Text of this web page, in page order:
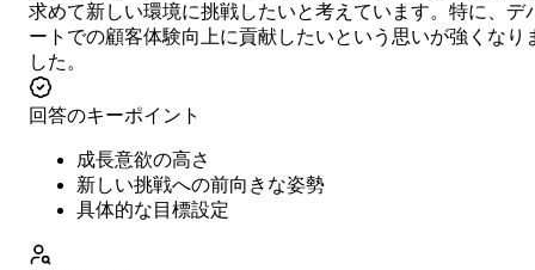
求めて新しい環境に挑戦したいと考えています。特に、デ
ートでの顧客体験向上に貢献したいという思いが強くなり
した。
回答のキーポイント
成長意欲の高さ
新しい挑戦への前向きな姿勢
具体的な目標設定